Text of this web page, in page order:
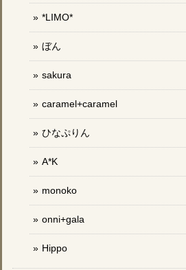
*LIMO*
ぼん
sakura
caramel+caramel
ひなぷりん
A*K
monoko
onni+gala
Hippo